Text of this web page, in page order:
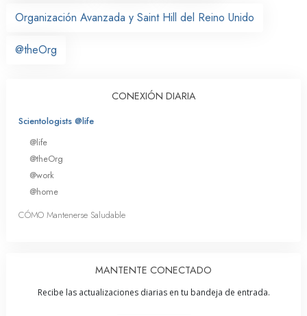
Organización Avanzada y Saint Hill del Reino Unido
@theOrg
CONEXIÓN DIARIA
Scientologists @life
@life
@theOrg
@work
@home
CÓMO Mantenerse Saludable
MANTENTE CONECTADO
Recibe las actualizaciones diarias en tu bandeja de entrada.